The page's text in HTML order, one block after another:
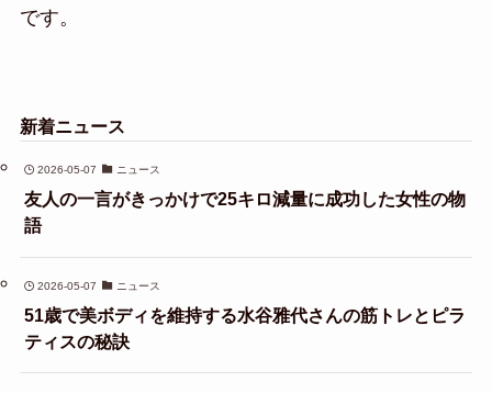
です。
新着ニュース
2026-05-07 ニュース
友人の一言がきっかけで25キロ減量に成功した女性の物
語
2026-05-07 ニュース
51歳で美ボディを維持する水谷雅代さんの筋トレとピラ
ティスの秘訣